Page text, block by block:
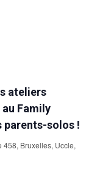
ateliers
Family
parents-solos !
Bruxelles, Uccle,